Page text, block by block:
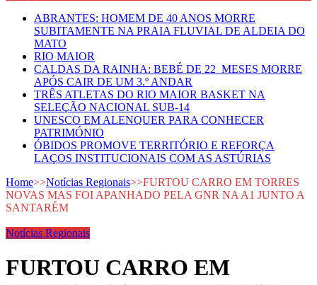
ABRANTES: HOMEM DE 40 ANOS MORRE
SUBITAMENTE NA PRAIA FLUVIAL DE ALDEIA DO
MATO
RIO MAIOR
CALDAS DA RAINHA: BEBÉ DE 22 MESES MORRE
APÓS CAIR DE UM 3.º ANDAR
TRÊS ATLETAS DO RIO MAIOR BASKET NA
SELEÇÃO NACIONAL SUB-14
UNESCO EM ALENQUER PARA CONHECER
PATRIMÓNIO
ÓBIDOS PROMOVE TERRITÓRIO E REFORÇA
LAÇOS INSTITUCIONAIS COM AS ASTÚRIAS
Home>>Notícias Regionais>>FURTOU CARRO EM TORRES
NOVAS MAS FOI APANHADO PELA GNR NA A1 JUNTO A
SANTARÉM
Notícias Regionais
FURTOU CARRO EM